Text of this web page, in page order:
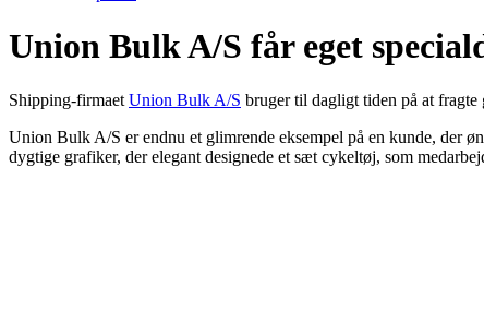
Union Bulk A/S får eget
Shipping-firmaet Union Bulk A/S bruger til dagligt tiden på at
Union Bulk A/S er endnu et glimrende eksempel på en kunde, der
dygtige grafiker, der elegant designede et sæt cykeltøj, som